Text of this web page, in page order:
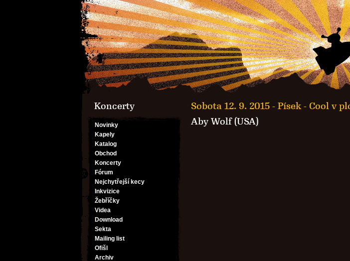
Koncerty
Novinky
Kapely
Katalog
Obchod
Koncerty
Fórum
Nejchytřejší kecy
Inkvizice
Žebříčky
Videa
Download
Sekta
Mailing list
Ofišl
Archiv
Sobota 12. 9. 2015 - Písek - Cool v
Aby Wolf (USA)